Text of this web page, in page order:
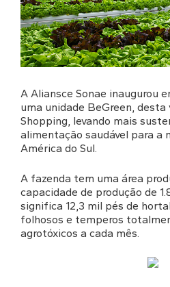
A Aliansce Sonae inaugurou
uma unidade BeGreen, desta
Shopping, levando mais
alimentação saudável para a
América do Sul.
A fazenda tem uma área
capacidade de produção de
significa 12,3 mil pés de
folhosos e temperos
agrotóxicos a cada mês.